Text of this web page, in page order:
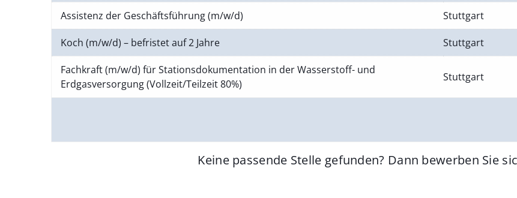
Assistenz der Geschäftsführung (m/w/d) Stuttgart
Koch (m/w/d) – befristet auf 2 Jahre Stuttgart
Fachkraft (m/w/d) für Stationsdokumentation in der Wasserstoff- und
Erdgasversorgung (Vollzeit/Teilzeit 80%)
Stuttgart
Keine passende Stelle gefunden? Dann bewerben Sie